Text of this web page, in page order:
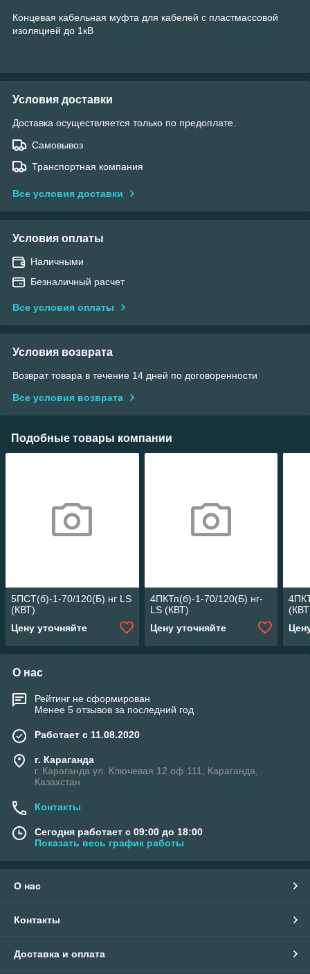
Концевая кабельная муфта для кабелей с пластмассовой
изоляцией до 1кВ
Условия доставки
Доставка осуществляется только по предоплате.
Самовывоз
Транспортная компания
Все условия доставки
Условия оплаты
Наличными
Безналичный расчет
Все условия оплаты
Условия возврата
Возврат товара в течение 14 дней по договоренности
Все условия возврата
Подобные товары компании
5ПСТ(б)-1-70/120(Б) нг LS
(КВТ)
Цену уточняйте
4ПКТп(б)-1-70/120(Б) нг-
LS (КВТ)
Цену уточняйте
О нас
Рейтинг не сформирован
Менее 5 отзывов за последний год
Работает с 11.08.2020
г. Караганда
г. Караганда ул. Ключевая 12 оф 111, Караганда,
Казахстан
Контакты
Сегодня работает с 09:00 до 18:00
Показать весь график работы
О нас
Контакты
Доставка и оплата